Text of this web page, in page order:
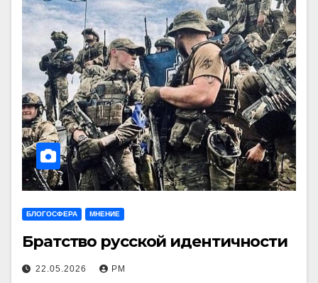
БЛОГОСФЕРА МНЕНИЕ
Братство русской идентичности
22.05.2026 РМ